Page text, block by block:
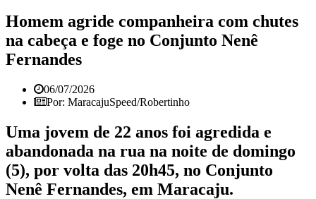
Homem agride companheira com chutes
na cabeça e foge no Conjunto Nenê
Fernandes
06/07/2026
Por: MaracajuSpeed/Robertinho
Uma jovem de 22 anos foi agredida e
abandonada na rua na noite de domingo
(5), por volta das 20h45, no Conjunto
Nenê Fernandes, em Maracaju.